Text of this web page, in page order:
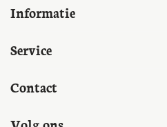
Informatie
Service
Contact